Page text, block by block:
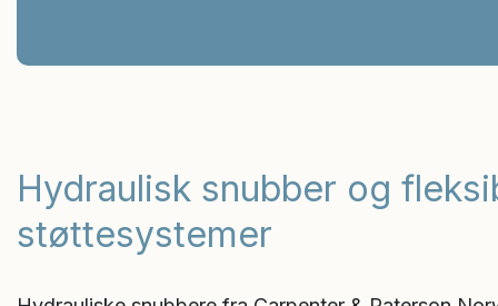
Hydraulisk snubber og
støttesystemer